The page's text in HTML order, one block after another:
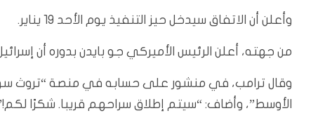
وأعلن أن الاتفاق سيدخل حيز التنفيذ يوم الأحد 19 يناير.
من جهته، أعلن الرئيس الأميركي جو بايدن بدوره أن
وقال ترامب، في منشور على حسابه في منصة “تروث
الأوسط”، وأضاف: “سيتم إطلاق سراحهم قريبا. شكرًا